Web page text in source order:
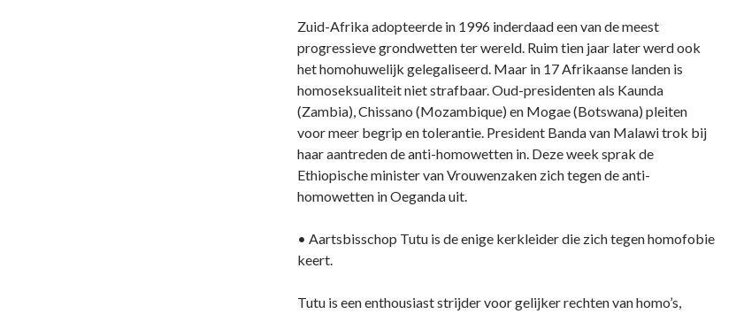
Zuid-Afrika adopteerde in 1996 inderdaad een van de meest
progressieve grondwetten ter wereld. Ruim tien jaar later werd ook
het homohuwelijk gelegaliseerd. Maar in 17 Afrikaanse landen is
homoseksualiteit niet strafbaar. Oud-presidenten als Kaunda
(Zambia), Chissano (Mozambique) en Mogae (Botswana) pleiten
voor meer begrip en tolerantie. President Banda van Malawi trok bij
haar aantreden de anti-homowetten in. Deze week sprak de
Ethiopische minister van Vrouwenzaken zich tegen de anti-
homowetten in Oeganda uit.
• Aartsbisschop Tutu is de enige kerkleider die zich tegen homofobie
keert.
Tutu is een enthousiast strijder voor gelijker rechten van homo’s,